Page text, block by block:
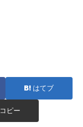
はてブ
コピー